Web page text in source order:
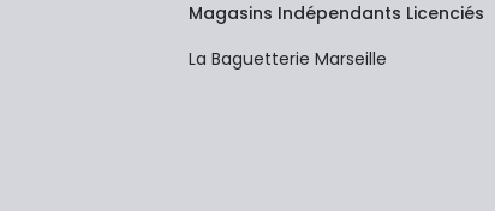
Magasins Indépendants Licenciés
La Baguetterie Marseille